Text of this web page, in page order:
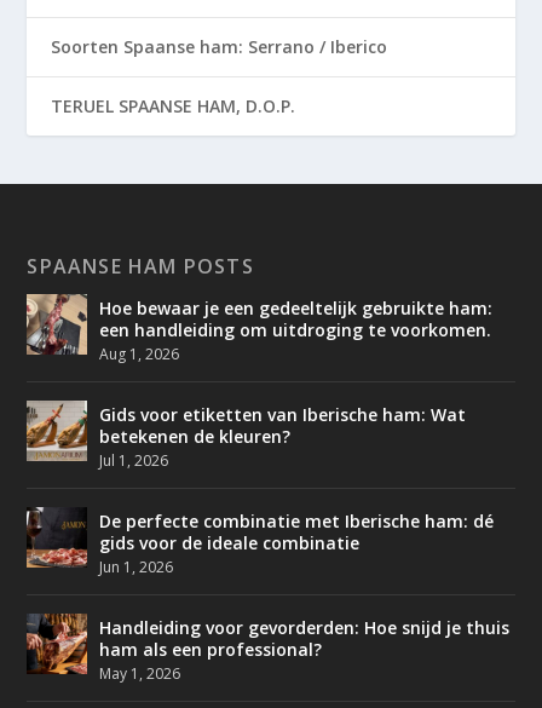
Soorten Spaanse ham: Serrano / Iberico
TERUEL SPAANSE HAM, D.O.P.
SPAANSE HAM POSTS
Hoe bewaar je een gedeeltelijk gebruikte ham:
een handleiding om uitdroging te voorkomen.
Aug 1, 2026
Gids voor etiketten van Iberische ham: Wat
betekenen de kleuren?
Jul 1, 2026
De perfecte combinatie met Iberische ham: dé
gids voor de ideale combinatie
Jun 1, 2026
Handleiding voor gevorderden: Hoe snijd je thuis
ham als een professional?
May 1, 2026